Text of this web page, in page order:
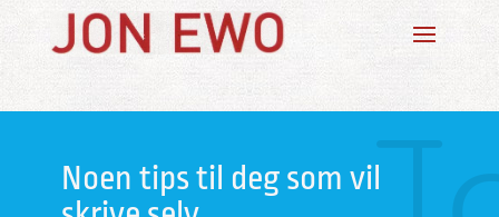
Noen tips til deg som vil